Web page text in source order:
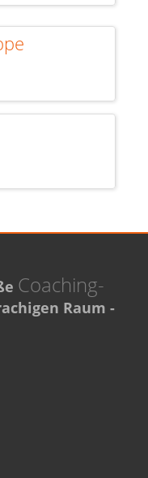
Coaching-
Raum -